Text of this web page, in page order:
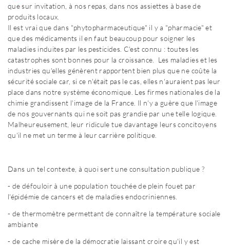
que sur invitation, à nos repas, dans nos assiettes à base de
produits locaux.
Il est vrai que dans "phytopharmaceutique" il y a "pharmacie" et
que des médicaments il en faut beaucoup pour soigner les
maladies induites par les pesticides. C'est connu : toutes les
catastrophes sont bonnes pour la croissance. Les maladies et les
industries qu'elles génèrent rapportent bien plus que ne coûte la
sécurité sociale car, si ce n'était pas le cas, elles n'auraient pas leur
place dans notre système économique. Les firmes nationales de la
chimie grandissent l'image de la France. Il n'y a guère que l'image
de nos gouvernants qui ne soit pas grandie par une telle logique.
Malheureusement, leur ridicule tue davantage leurs concitoyens
qu'il ne met un terme à leur carrière politique.
Dans un tel contexte, à quoi sert une consultation publique ?
- de défouloir à une population touchée de plein fouet par
l'épidémie de cancers et de maladies endocriniennes.
- de thermomètre permettant de connaître la température sociale
ambiante
- de cache misère de la démocratie laissant croire qu'il y est